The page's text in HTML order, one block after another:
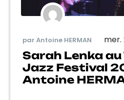
par Antoine HERMAN mer.
Sarah Lenka
Jazz Festival
Antoine